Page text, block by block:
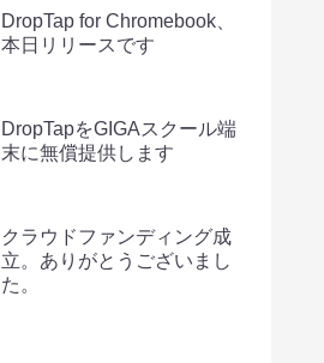
DropTap for Chromebook、
本日リリースです
DropTapをGIGAスクール端
末に無償提供します
クラウドファンディング成
立。ありがとうございまし
た。